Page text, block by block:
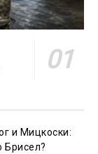
и Мицкоски:
Брисел?